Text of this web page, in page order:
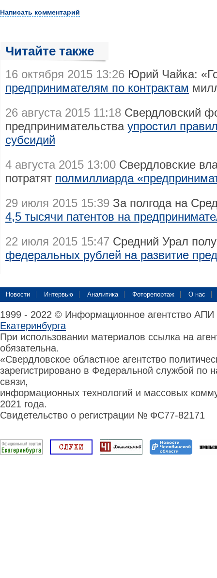
Написать комментарий
Читайте также
16 октября 2015 13:26 Юрий Чайка:
предпринимателям по контрактам
26 августа 2015 11:18 Свердловский
предпринимательства упростил
субсидий
4 августа 2015 13:00 Свердловские
потратят полмиллиарда
29 июля 2015 15:39 За полгода на
4,5 тысячи патентов на
22 июля 2015 15:47 Средний Урал
федеральных рублей на развитие
Новости Интервью Аналитика Фоторепортаж О нас
1999 - 2022 © Информационное агентство
Екатеринбурга
При использовании материалов ссылка на
обязательна.
«Свердловское областное агентство
зарегистрировано в Федеральной службой по
связи,
информационных технологий и массовых
2021 года.
Свидетельство о регистрации № ФС77-82171